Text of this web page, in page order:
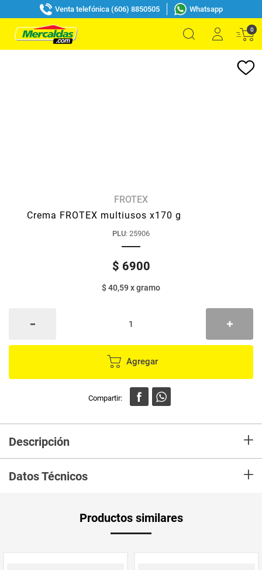
Venta telefónica (606) 8850505 Whatsapp
0
FROTEX
Crema FROTEX multiusos x170 g
PLU: 25906
$ 6900
$ 40,59 xgramo
Agregar
Descripción +
despercude, desmancha y desengrasa.
Datos Técnicos +
Productos similares